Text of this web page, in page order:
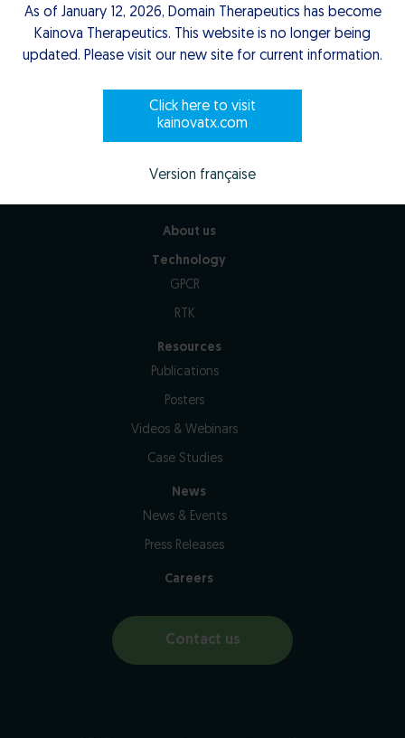
About us
Technology
GPCR
RTK
Resources
Publications
Posters
Videos & Webinars
Case Studies
News
News & Events
Press Releases
Careers
Contact us
As of January 12, 2026, Domain Therapeutics has become
Kainova Therapeutics. This website is no longer being
updated. Please visit our new site for current information.
Click here to visit
kainovatx.com
Version française